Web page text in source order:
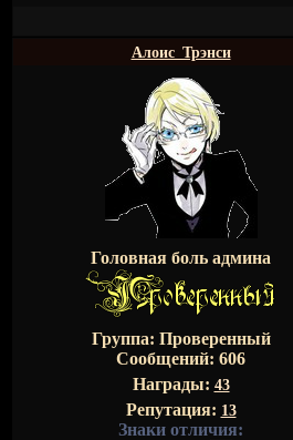
Алоис_Трэнси
Головная боль админа
Группа: Проверенный
Сообщений: 606
Награды: 43
Репутация: 13
Знаки отличия: